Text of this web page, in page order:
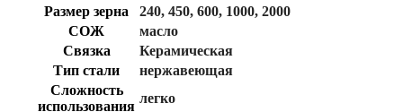
Размер зерна
240, 450, 600, 1000, 2000
СОЖ
масло
Связка
Керамическая
Тип стали
нержавеющая
Сложность
использования
легко